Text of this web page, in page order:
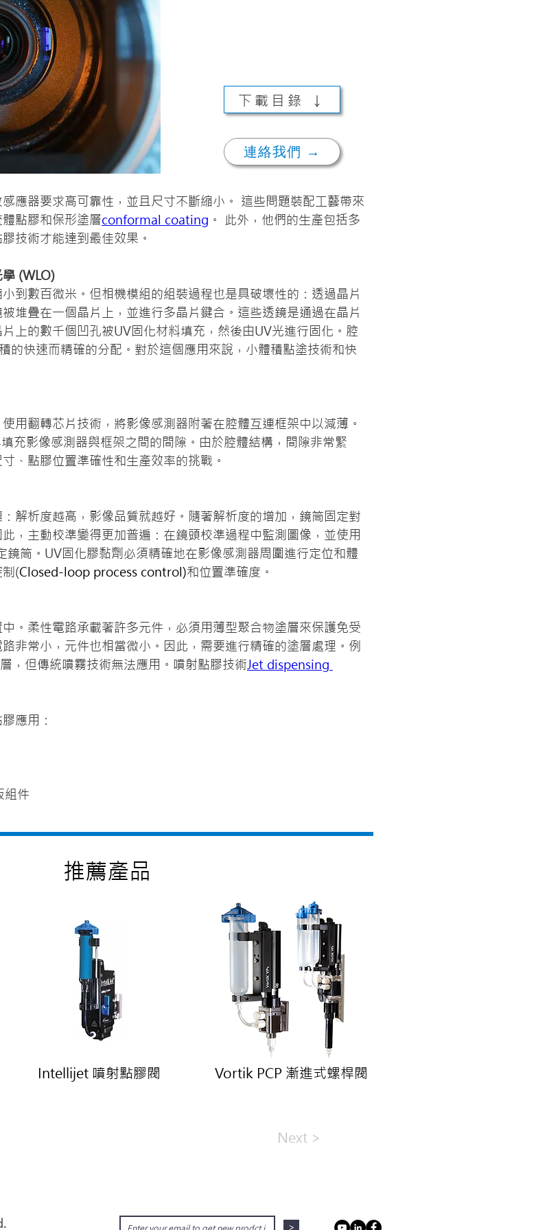
下載目錄 ↓
連絡我們 →
應器要求高可靠性，並且尺寸不斷縮小。 這些問題裝配工藝帶來
點膠和保形塗層conformal coating 。 此外，他們的生產包括多
技術才能達到最佳效果。
(WLO)
到數百微米。但相機模組的組裝過程也是具破壞性的：透過晶片
堆疊在一個晶片上，並進行多晶片鍵合。這些透鏡是通過在晶片
上的數千個凹孔被UV固化材料填充，然後由UV光進行固化。腔
的快速而精確的分配。對於這個應用來說，小體積點塗技術和快
用翻轉芯片技術，將影像感測器附著在腔體互連框架中以減薄。
充影像感測器與框架之間的間隙。由於腔體結構，間隙非常緊
、點膠位置準確性和生產效率的挑戰。
解析度越高，影像品質就越好。隨著解析度的增加，鏡筒固定對
，主動校準變得更加普遍：在鏡頭校準過程中監測圖像，並使用
鏡筒。UV固化膠黏劑必須精確地在影像感測器周圍進行定位和體
(Closed-loop process control)和位置準確度。
。柔性電路承載著許多元件，必須用薄型聚合物塗層來保護免受
非常小，元件也相當微小。因此，需要進行精確的塗層處理。例
，但傳統噴霧技術無法應用。噴射點膠技術Jet dispensing
應用：
組件
​推薦產品
Intellijet 噴射點膠閥 Vortik PCP 漸進式螺桿閥
Next >
>